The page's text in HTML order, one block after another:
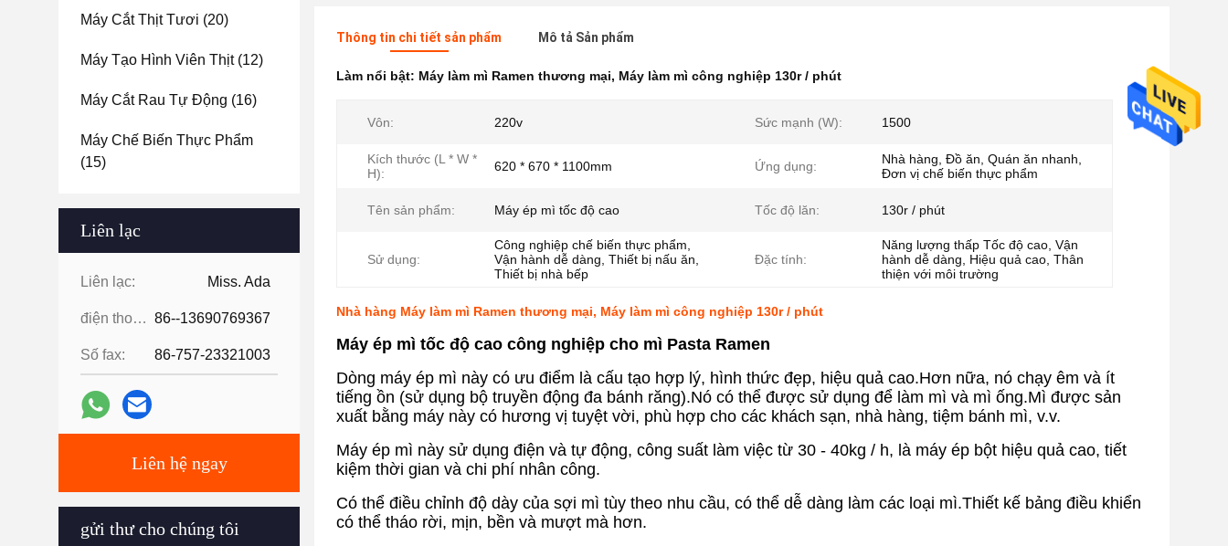
Máy Cắt Thịt Tươi (20)
Máy Tạo Hình Viên Thịt(12)
Máy Cắt Rau Tự Động (16)
Máy Chế Biến Thực Phẩm
(15)
Liên lạc
Liên lạc: Miss. Ada
điện thoại: 86--13690769367
Số fax: 86-757-23321003
Liên hệ ngay
gửi thư cho chúng tôi
Thông tin chi tiết sản phẩm Mô tả Sản phẩm
Làm nổi bật: Máy làm mì Ramen thương mại, Máy làm mì công nghiệp 130r / phút
Vôn: 220v Sức mạnh (W): 1500
Kích thước (L * W *
H):
620 * 670 * 1100mm Ứng dụng:
Nhà hàng, Đồ ăn, Quán ăn nhanh,
Đơn vị chế biến thực phẩm
Tên sản phẩm: Máy ép mì tốc độ cao Tốc độ lăn: 130r / phút
Sử dụng:
Công nghiệp chế biến thực phẩm,
Vận hành dễ dàng, Thiết bị nấu ăn,
Thiết bị nhà bếp
Đặc tính:
Năng lượng thấp Tốc độ cao, Vận
hành dễ dàng, Hiệu quả cao, Thân
thiện với môi trường
Nhà hàng Máy làm mì Ramen thương mại, Máy làm mì công nghiệp 130r / phút
Máy ép mì tốc độ cao công nghiệp cho mì Pasta Ramen
Dòng máy ép mì này có ưu điểm là cấu tạo hợp lý, hình thức đẹp, hiệu quả cao.Hơn nữa, nó chạy êm và ít
tiếng ồn (sử dụng bộ truyền động đa bánh răng).Nó có thể được sử dụng để làm mì và mì ống.Mì được sản
xuất bằng máy này có hương vị tuyệt vời, phù hợp cho các khách sạn, nhà hàng, tiệm bánh mì, v.v.
Máy ép mì này sử dụng điện và tự động, công suất làm việc từ 30 - 40kg / h, là máy ép bột hiệu quả cao, tiết
kiệm thời gian và chi phí nhân công.
Có thể điều chỉnh độ dày của sợi mì tùy theo nhu cầu, có thể dễ dàng làm các loại mì.Thiết kế bảng điều khiển
có thể tháo rời, mịn, bền và mượt mà hơn.